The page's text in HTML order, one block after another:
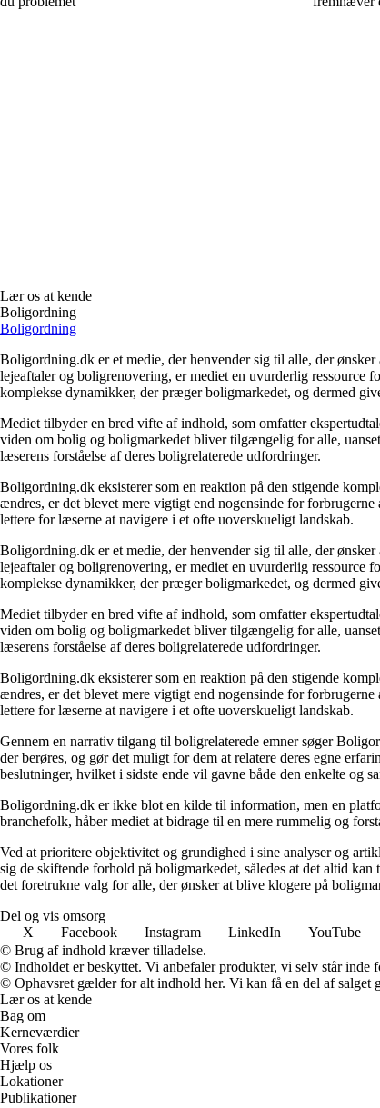
Lær os at kende
Boligordning
Boligordning
Boligordning.dk er et medie, der henvender sig til alle, der
lejeaftaler og boligrenovering, er mediet en uvurderlig ressource
komplekse dynamikker, der præger boligmarkedet, og dermed
Mediet tilbyder en bred vifte af indhold, som omfatter
viden om bolig og boligmarkedet bliver tilgængelig for alle,
læserens forståelse af deres boligrelaterede udfordringer.
Boligordning.dk eksisterer som en reaktion på den stigende
ændres, er det blevet mere vigtigt end nogensinde for
lettere for læserne at navigere i et ofte uoverskueligt landskab.
Boligordning.dk er et medie, der henvender sig til alle, der
lejeaftaler og boligrenovering, er mediet en uvurderlig ressource
komplekse dynamikker, der præger boligmarkedet, og dermed
Mediet tilbyder en bred vifte af indhold, som omfatter
viden om bolig og boligmarkedet bliver tilgængelig for alle,
læserens forståelse af deres boligrelaterede udfordringer.
Boligordning.dk eksisterer som en reaktion på den stigende
ændres, er det blevet mere vigtigt end nogensinde for
lettere for læserne at navigere i et ofte uoverskueligt landskab.
Gennem en narrativ tilgang til boligrelaterede emner søger
der berøres, og gør det muligt for dem at relatere deres egne
beslutninger, hvilket i sidste ende vil gavne både den enkelte og
Boligordning.dk er ikke blot en kilde til information, men en
branchefolk, håber mediet at bidrage til en mere rummelig og
Ved at prioritere objektivitet og grundighed i sine analyser og
sig de skiftende forhold på boligmarkedet, således at det altid
det foretrukne valg for alle, der ønsker at blive klogere på
Del og vis omsorg
X
Facebook Instagram LinkedIn YouTube
© Brug af indhold kræver tilladelse.
© Indholdet er beskyttet. Vi anbefaler produkter, vi selv står inde
© Ophavsret gælder for alt indhold her. Vi kan få en del af salget
Lær os at kende
Bag om
Kerneværdier
Vores folk
Hjælp os
Lokationer
Publikationer